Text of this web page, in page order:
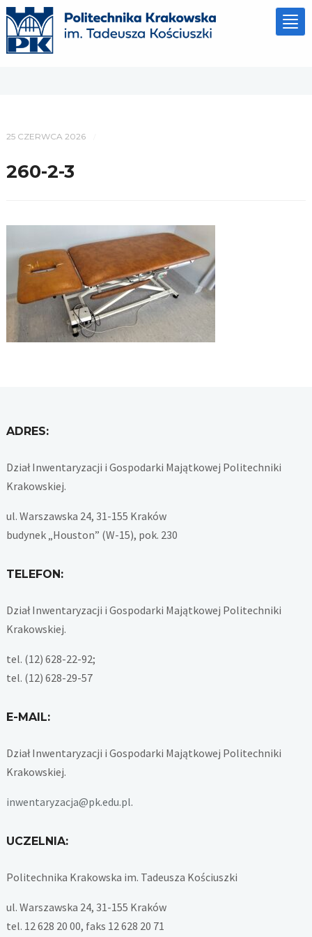
25 CZERWCA 2026
260-2-3
ADRES:
Dział Inwentaryzacji i Gospodarki Majątkowej Politechniki
Krakowskiej.
ul. Warszawska 24, 31-155 Kraków
budynek „Houston” (W-15), pok. 230
TELEFON:
Dział Inwentaryzacji i Gospodarki Majątkowej Politechniki
Krakowskiej.
tel. (12) 628-22-92;
tel. (12) 628-29-57
E-MAIL:
Dział Inwentaryzacji i Gospodarki Majątkowej Politechniki
Krakowskiej.
inwentaryzacja@pk.edu.pl.
UCZELNIA:
Politechnika Krakowska im. Tadeusza Kościuszki
ul. Warszawska 24, 31-155 Kraków
tel. 12 628 20 00, faks 12 628 20 71